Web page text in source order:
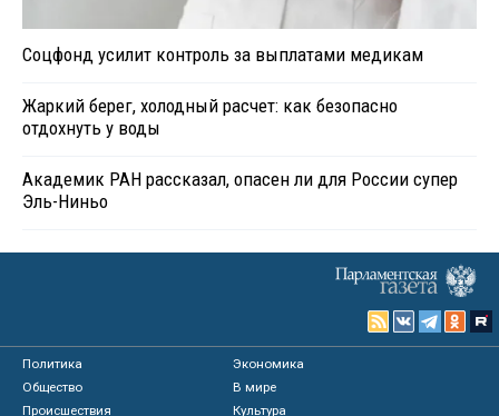
Соцфонд усилит контроль за выплатами медикам
Жаркий берег, холодный расчет: как безопасно
отдохнуть у воды
Академик РАН рассказал, опасен ли для России супер
Эль-Ниньо
Политика
Экономика
Общество
В мире
Происшествия
Культура